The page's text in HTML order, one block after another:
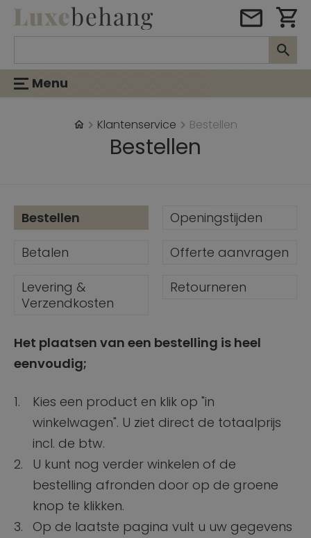
Menu
Klantenservice Bestellen
Bestellen
Bestellen
Betalen
Levering &
Verzendkosten
Openingstijden
Offerte aanvragen
Retourneren
Het plaatsen van een bestelling is heel
eenvoudig;
Kies een product en klik op "in
winkelwagen". U ziet direct de totaalprijs
incl. de btw.
U kunt nog verder winkelen of de
bestelling afronden door op de groene
knop te klikken.
Op de laatste pagina vult u uw gegevens